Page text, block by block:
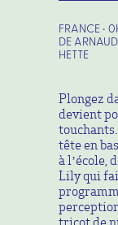
FRANCE •
DE
HETTE
Plongez
devient
tête en
à l’école,
Lily qui